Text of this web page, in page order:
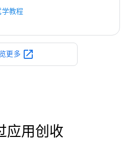
学教程
更多 open_in_new
应用创收